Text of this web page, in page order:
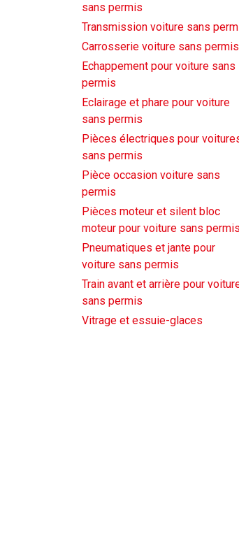
sans permis
Transmission voiture sans
Carrosserie voiture sans permis
Echappement pour voiture sans
permis
Eclairage et phare pour voiture
sans permis
Pièces électriques pour
sans permis
Pièce occasion voiture sans
permis
Pièces moteur et silent bloc
moteur pour voiture sans permis
Pneumatiques et jante pour
voiture sans permis
Train avant et arrière pour
sans permis
Vitrage et essuie-glaces